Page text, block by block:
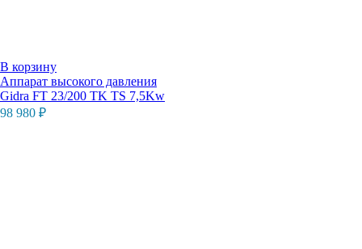
В корзину
Аппарат высокого давления
Gidra FT 23/200 TK TS 7,5Kw
98 980 ₽